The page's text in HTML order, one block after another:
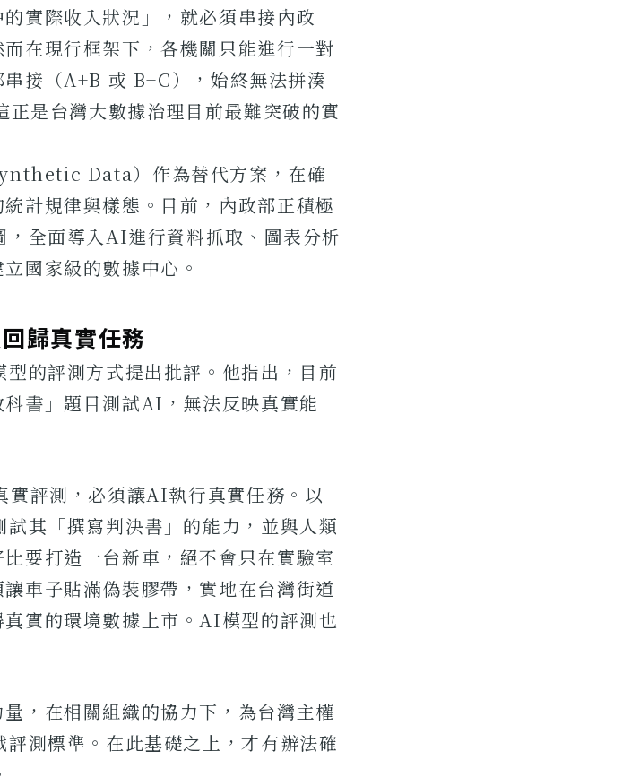
實際收入狀況」，就必須串接內政
在現行框架下，各機關只能進行一對
接（A+B 或 B+C），始終無法拼湊
是台灣大數據治理目前最難突破的實
Data）作為替代方案，在確
計規律與樣態。目前，內政部正積極
全面導入AI進行資料抓取、圖表分析
國家級的數據中心。
歸真實任務
的評測方式提出批評。他指出，目前
書」題目測試AI，無法反映真實能
評測，必須讓AI執行真實任務。以
其「撰寫判決書」的能力，並與人類
要打造一台新車，絕不會只在實驗室
車子貼滿偽裝膠帶，實地在台灣街道
實的環境數據上市。AI模型的評測也
，在相關組織的協力下，為台灣主權
測標準。在此基礎之上，才有辦法確